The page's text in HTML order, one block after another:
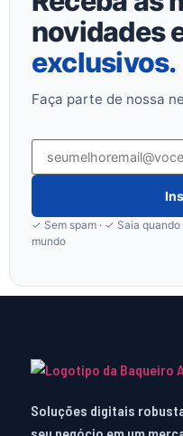
novidades
exclusivos.
Faça parte de nossa
✓ Sem spam · ✓ Saia
mundo
Soluções digitais